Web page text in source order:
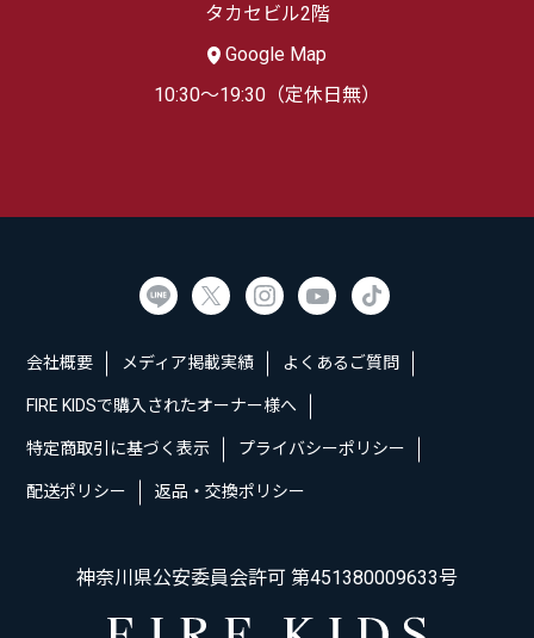
タカセビル2階
Google Map
10:30～19:30（定休日無）
会社概要 メディア掲載実績 よくあるご質問
FIRE KIDSで購入されたオーナー様へ
特定商取引に基づく表示 プライバシーポリシー
配送ポリシー 返品・交換ポリシー
神奈川県公安委員会許可 第451380009633号